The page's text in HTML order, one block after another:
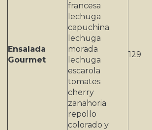
Ensalada
Gourmet
francesa
lechuga
capuchina
lechuga
morada
lechuga
escarola
tomates
cherry
zanahoria
repollo
colorado y
129